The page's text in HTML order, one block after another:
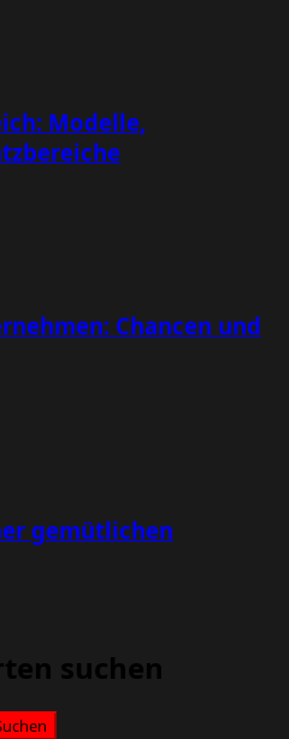
Modelle,
Chancen und
gemütlichen
suchen